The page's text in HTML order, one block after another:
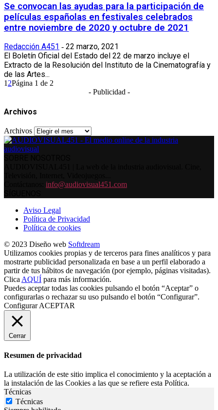
Se convocan las ayudas para la participación de
películas españolas en festivales celebrados
entre noviembre de 2020 y octubre de 2021
Redacción A451 - 22 marzo, 2021
El Boletín Oficial del Estado del 22 de marzo incluye el
Extracto de la Resolución del Instituto de la Cinematografía y
de las Artes...
1 2Página 1 de 2
- Publicidad -
Archivos
Archivos
info@audiovisual451.com
Aviso Legal
Política de Privacidad
Política de cookies
© 2023 Diseño web Softdream
Utilizamos cookies propias y de terceros para fines analíticos y para
mostrarte publicidad personalizada en base a un perfil elaborado a
partir de tus hábitos de navegación (por ejemplo, páginas visitadas).
Clica AQUÍ para más información.
Puedes aceptar todas las cookies pulsando el botón “Aceptar” o
configurarlas o rechazar su uso pulsando el botón “Configurar”.
Configurar ACEPTAR
Cerrar
Resumen de privacidad
La utilización de este sitio implica el conocimiento y la aceptación a
la instalación de las Cookies a las que se refiere esta Política.
Técnicas
Técnicas